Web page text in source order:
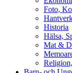
Foto,
Historia
Hälsa,
Mat &